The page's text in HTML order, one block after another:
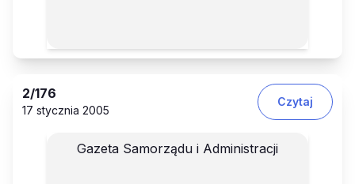
2/176
17 stycznia 2005
Czytaj
Gazeta Samorządu i Administracji